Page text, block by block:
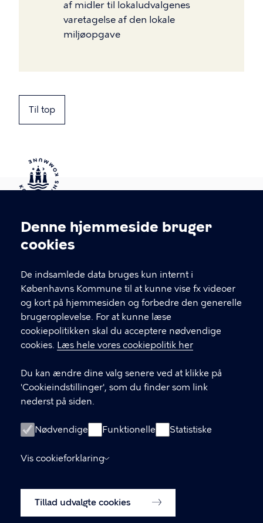
Cookieindstillinger
Denne hjemmeside bruger
cookies
De indsamlede data bruges kun internt i
Københavns Kommune til at kunne vise fx videoer
og kort på hjemmesiden og forbedre den generelle
brugeroplevelse. For at kunne læse
cookiepolitikken skal du acceptere nødvendige
cookies. Læs hele vores cookiepolitik her
Du kan ændre dine valg senere ved at klikke på
'Cookieindstillinger', som du finder som link
nederst på siden.
Nødvendige Funktionelle Statistiske
Vis cookieforklaring
Tillad udvalgte cookies
af midler til lokaludvalgenes
varetagelse af den lokale
miljøopgave
Til top
Kontakt Københavns Kommune
T
fFind andre kontakter her
CVR-nummer64942212
GENVEJE
Digital Post
Databeskyttelse
Tilgængelighedserklæring
Om hjemmesiden
Cookiepolitik